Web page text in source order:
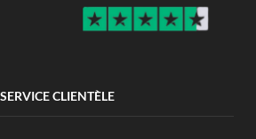
SERVICE CLIENTÈLE